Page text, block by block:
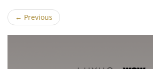
← Previous